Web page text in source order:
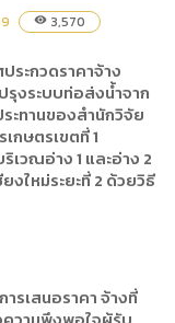
visibility 3,570
ระกวดราคาจ้าง
งระบบท่อส่งน้ำจาก
ะทานของสำนักวิจัย
กษตรเขตที่ 1
เวณอ่าง 1 และอ่าง 2
งใหม่ระยะที่ 2 ด้วยวิธี
ารเสนอราคา จ้างที่